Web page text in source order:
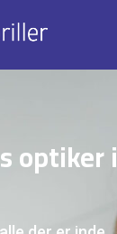
optiker i